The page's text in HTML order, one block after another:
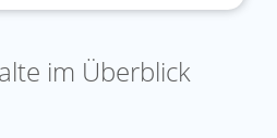
im Überblick